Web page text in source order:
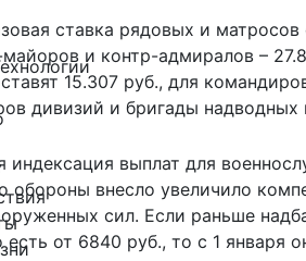
ставка рядовых и
майоров и контр-адмиралов –
15.307 руб., для
дивизий и бригады надводных
индексация выплат для
обороны внесло увеличило
сил. Если раньше
есть от 6840 руб., то с 1 января